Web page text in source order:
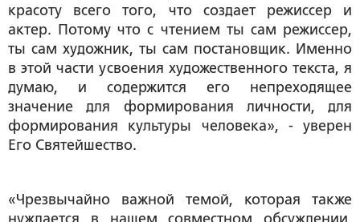
красоту всего того, что создает режиссер и
актер. Потому что с чтением ты сам режиссер,
ты сам художник, ты сам постановщик. Именно
в этой части усвоения художественного текста, я
думаю, и содержится его непреходящее
значение для формирования личности, для
формирования культуры человека», - уверен
Его Святейшество.
«Чрезвычайно важной темой, которая также
нуждается в нашем совместном обсуждении,